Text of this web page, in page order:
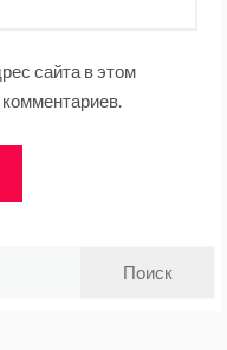
сайта в этом